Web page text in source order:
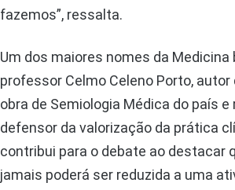
fazemos”, ressalta.
Um dos maiores nomes da Medicina
professor Celmo Celeno Porto, autor
obra de Semiologia Médica do país
defensor da valorização da prática
contribui para o debate ao destacar
jamais poderá ser reduzida a uma